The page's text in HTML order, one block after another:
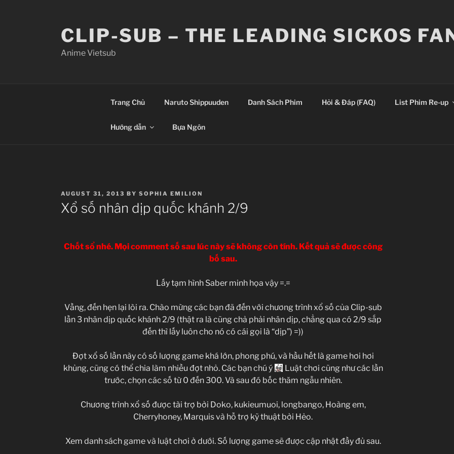
CLIP-SUB – THE LEADING SICKOS
Anime Vietsub
Trang Chủ Naruto Shippuuden Danh Sách Phim Hỏi & Đáp (FAQ) List Phim Re-up
Hướng dẫn Bựa Ngôn
POSTED
ON
AUGUST 31, 2013 BY SOPHIA EMILION
Xổ số nhân dịp quốc khánh 2/9
Chốt sổ nhé. Mọi comment số sau lúc này sẽ không còn tính. Kết quả sẽ được công
bố sau.
Lấy tạm hình Saber minh họa vậy =.=
Vầng, đến hẹn lại lòi ra. Chào mừng các bạn đã đến với chương trình xổ số của Clip-sub
lần 3 nhân dịp quốc khánh 2/9 (thật ra là cũng chả phải nhân dịp, chẳng qua có 2/9 sắp
đến thì lấy luôn cho nó có cái gọi là “dịp”) =))
Đợt xổ số lần này có số lượng game khá lớn, phong phú, và hầu hết là game hơi hơi
khủng, cũng có thể chia làm nhiều đợt nhỏ. Các bạn chú ý
Luật chơi cũng như các lần
trước, chọn các số từ 0 đến 300. Và sau đó bốc thăm ngẫu nhiên.
Chương trình xổ số được tài trợ bởi Doko, kukieumuoi, longbango, Hoàng em,
Cherryhoney, Marquis và hỗ trợ kỹ thuật bởi Hẻo.
Xem danh sách game và luật chơi ở dưới. Số lượng game sẽ được cập nhật đầy đủ sau.